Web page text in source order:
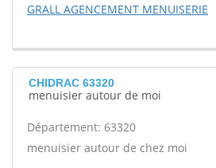
GRALL AGENCEMENT MENUISERIE
CHIDRAC 63320
menuisier autour de moi
Département: 63320
menuisier autour de chez moi